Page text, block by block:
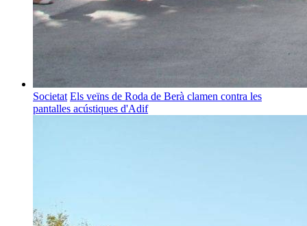
Societat Els veïns de Roda de Berà clamen contra les
pantalles acústiques d'Adif